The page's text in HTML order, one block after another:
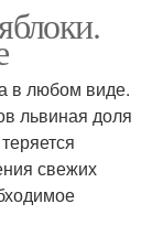
в любом виде.
львиная доля
свежих